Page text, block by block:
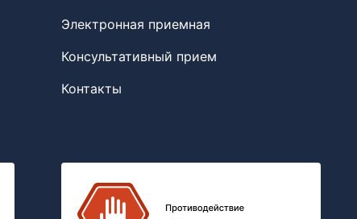
Электронная приемная
Консультативный прием
Контакты